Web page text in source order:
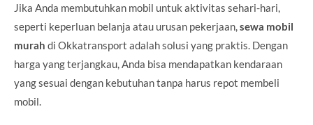
Jika Anda membutuhkan mobil untuk aktivitas sehari-hari,
seperti keperluan belanja atau urusan pekerjaan, sewa mobil
murah di Okkatransport adalah solusi yang praktis. Dengan
harga yang terjangkau, Anda bisa mendapatkan kendaraan
yang sesuai dengan kebutuhan tanpa harus repot membeli
mobil.